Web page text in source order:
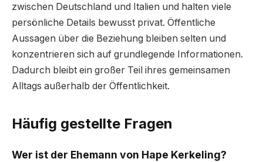
zwischen Deutschland und Italien und halten viele
persönliche Details bewusst privat. Öffentliche
Aussagen über die Beziehung bleiben selten und
konzentrieren sich auf grundlegende Informationen.
Dadurch bleibt ein großer Teil ihres gemeinsamen
Alltags außerhalb der Öffentlichkeit.
Häufig gestellte Fragen
Wer ist der Ehemann von Hape Kerkeling?